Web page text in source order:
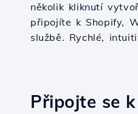
několik kliknutí
připojíte k Shopify,
službě. Rychlé,
Připojte se